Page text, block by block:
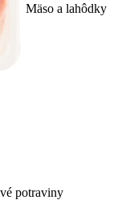
Mäso a lahôdky
potraviny